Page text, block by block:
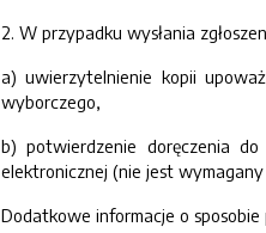
2. W przypadku wysłania
a) uwierzytelnienie kopii
wyborczego,
b) potwierdzenie doręczenia do
elektronicznej (nie jest
Dodatkowe informacje o